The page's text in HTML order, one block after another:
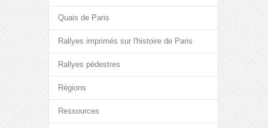
Quais de Paris
Rallyes imprimés sur l'histoire de Paris
Rallyes pédestres
Régions
Ressources